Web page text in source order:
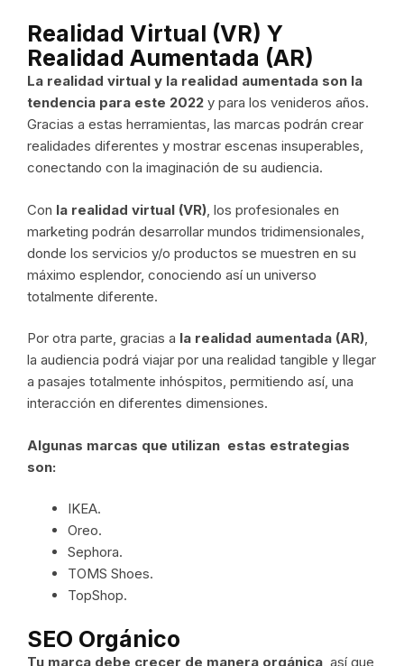
Realidad Virtual (VR) Y
Realidad Aumentada (AR)
La realidad virtual y la realidad aumentada son la
tendencia para este 2022 y para los venideros años.
Gracias a estas herramientas, las marcas podrán crear
realidades diferentes y mostrar escenas insuperables,
conectando con la imaginación de su audiencia.
Con la realidad virtual (VR) , los profesionales en
marketing podrán desarrollar mundos tridimensionales,
donde los servicios y/o productos se muestren en su
máximo esplendor, conociendo así un universo
totalmente diferente.
Por otra parte, gracias a la realidad aumentada (AR),
la audiencia podrá viajar por una realidad tangible y llegar
a pasajes totalmente inhóspitos, permitiendo así, una
interacción en diferentes dimensiones.
Algunas marcas que utilizan estas estrategias
son:
IKEA.
Oreo.
Sephora.
TOMS Shoes.
TopShop.
SEO Orgánico
Tu marca debe crecer de manera orgánica , así que